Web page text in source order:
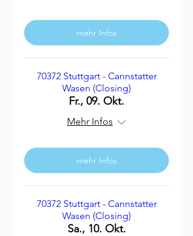
mehr Infos
70372 Stuttgart - Cannstatter
Wasen (Closing)
Fr., 09. Okt.
Mehr Infos
mehr Infos
70372 Stuttgart - Cannstatter
Wasen (Closing)
Sa., 10. Okt.